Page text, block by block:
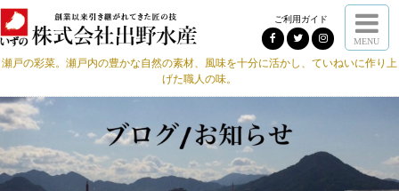
ご利用ガイド
MENU
瀬戸の彩菜。瀬戸内の豊かな自然の素材、風味を十分に活かし、ていねいに作り上
げた職人の味。